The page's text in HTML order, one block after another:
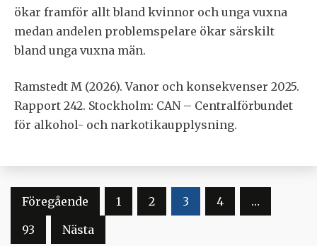
ökar framför allt bland kvinnor och unga vuxna
medan andelen problemspelare ökar särskilt
bland unga vuxna män.
Ramstedt M (2026). Vanor och konsekvenser 2025.
Rapport 242. Stockholm: CAN – Centralförbundet
för alkohol- och narkotikaupplysning.
Sidnumrering
för
Föregående 1 2 3 4
…
93
Nästa